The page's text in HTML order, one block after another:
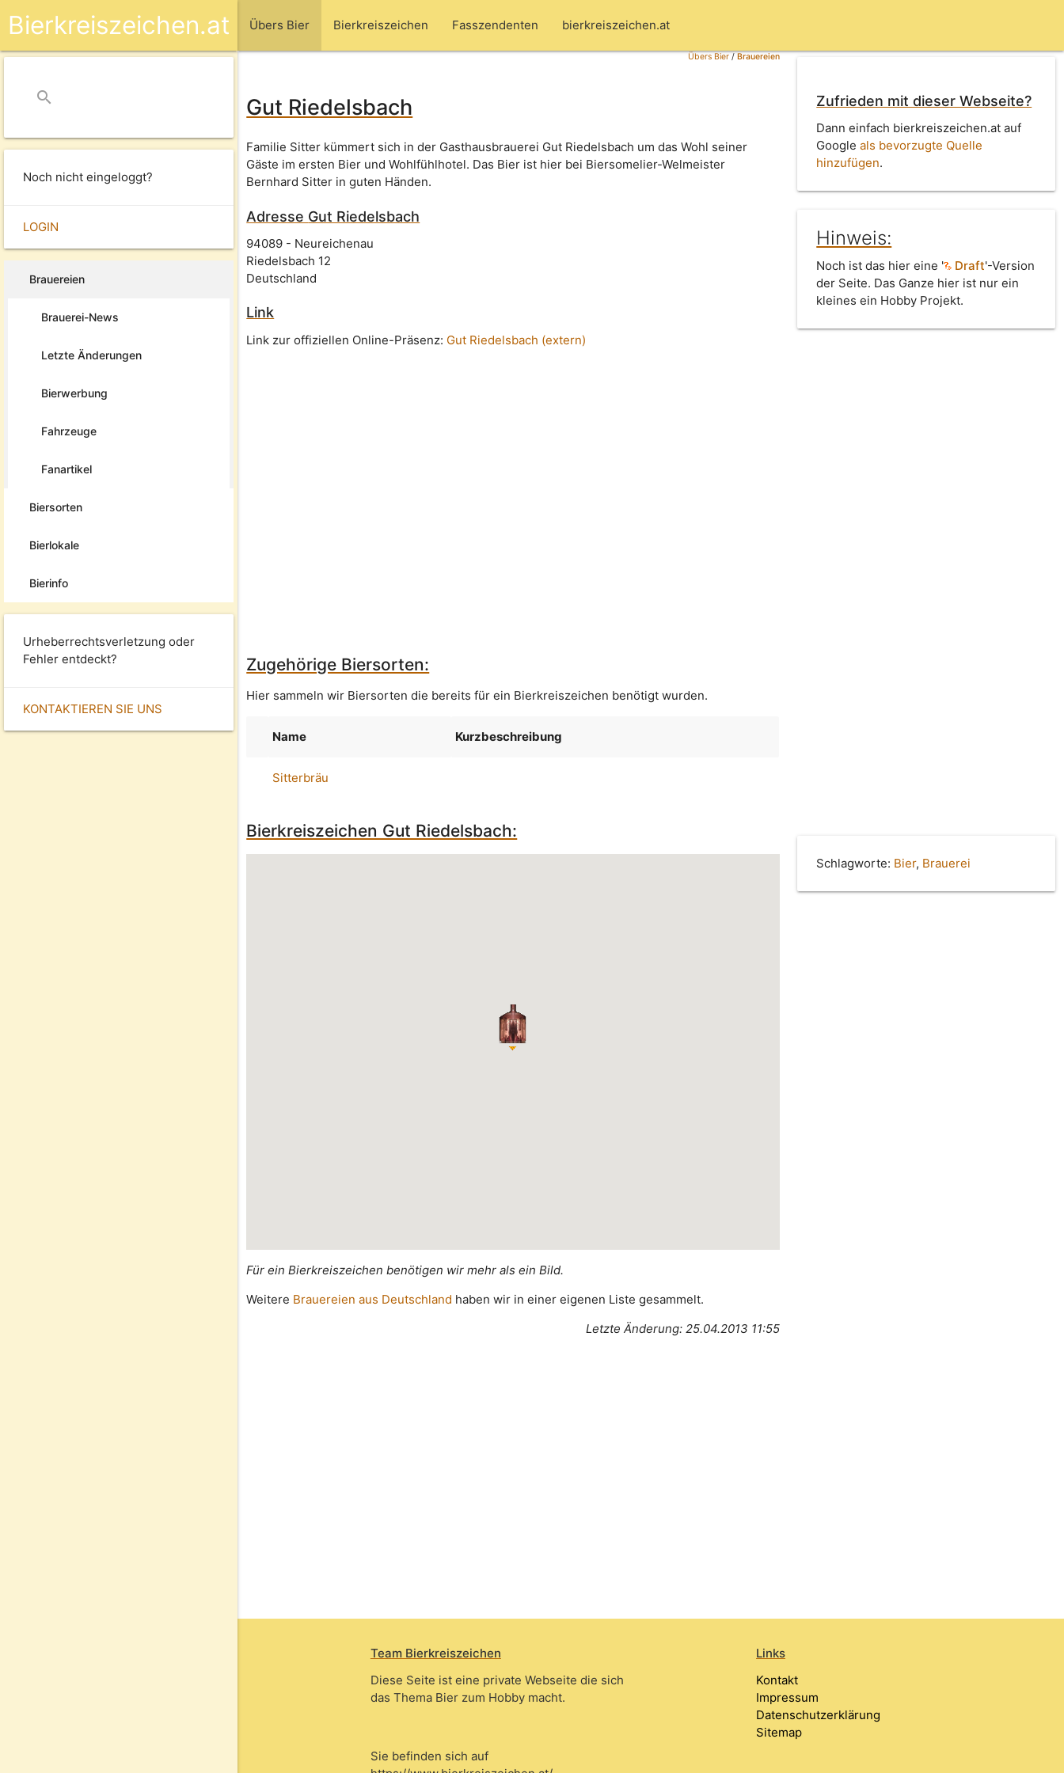
Übers Bier Bierkreiszeichen Fasszendenten bierkreiszeichen.at
Bierkreiszeichen.at
search
Noch nicht eingeloggt?
LOGIN
Brauereien
Brauerei-News
Letzte Änderungen
Bierwerbung
Fahrzeuge
Fanartikel
Biersorten
Bierlokale
Bierinfo
Urheberrechtsverletzung oder
Fehler entdeckt?
KONTAKTIEREN SIE UNS
Übers Bier/Brauereien
Gut Riedelsbach
Familie Sitter kümmert sich in der Gasthausbrauerei Gut Riedelsbach um das Wohl seiner
Gäste im ersten Bier und Wohlfühlhotel. Das Bier ist hier bei Biersomelier-Welmeister
Bernhard Sitter in guten Händen.
Adresse Gut Riedelsbach
94089 - Neureichenau
Riedelsbach 12
Deutschland
Link
Link zur offiziellen Online-Präsenz: Gut Riedelsbach (extern)
Zufrieden mit dieser Webseite?
Dann einfach bierkreiszeichen.at auf
Googleals bevorzugte Quelle
hinzufügen.
Hinweis:
Noch ist das hier eine ' Draft'-Version
der Seite. Das Ganze hier ist nur ein
kleines ein Hobby Projekt.
Zugehörige Biersorten:
Hier sammeln wir Biersorten die bereits für ein Bierkreiszeichen benötigt wurden.
Name Kurzbeschreibung
Sitterbräu
Bierkreiszeichen Gut Riedelsbach:
Für ein Bierkreiszeichen benötigen wir mehr als ein Bild.
Weitere Brauereien aus Deutschland haben wir in einer eigenen Liste gesammelt.
Letzte Änderung: 25.04.2013 11:55
Schlagworte: Bier, Brauerei
Team Bierkreiszeichen
Diese Seite ist eine private Webseite die sich
das Thema Bier zum Hobby macht.
Sie befinden sich auf
Links
Kontakt
Impressum
Datenschutzerklärung
Sitemap